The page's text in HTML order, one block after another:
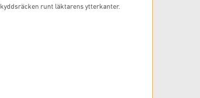
runt läktarens ytterkanter.